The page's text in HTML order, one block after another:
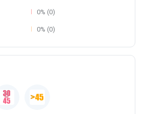
0% (0)
0% (0)